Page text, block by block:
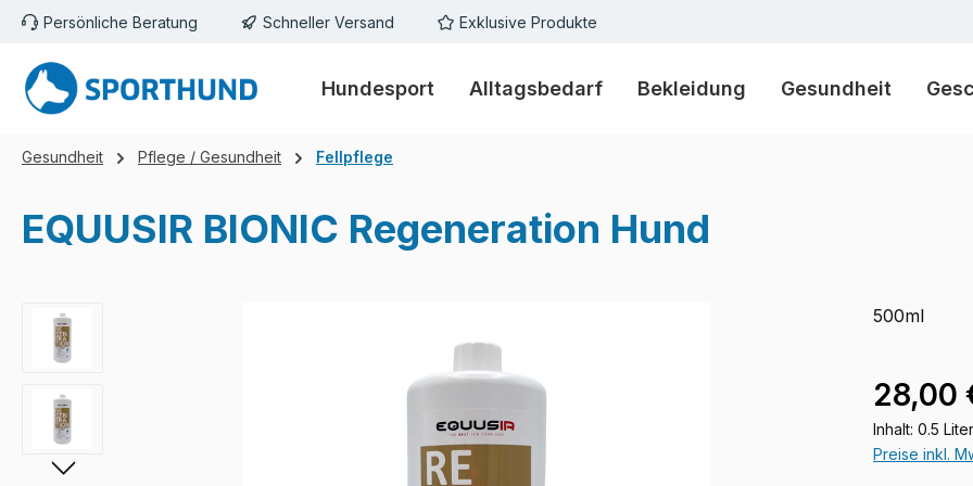
Hauptinhalt springen
Zur Suche springen
Zur Hauptnavigation springen
Persönliche Beratung Schneller Versand Exklusive Produkte
Hundesport Alltagsbedarf Bekleidung Gesundheit
Gesundheit Pflege / Gesundheit Fellpflege
EQUUSIR BIONIC Regeneration Hund
Bildergalerie überspringen 500ml
Regulärer
28,00
Inhalt: 0.5 Liter
Preise inkl.